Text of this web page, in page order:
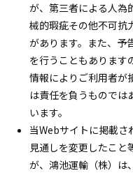
が、第三者による人為
械的瑕疵その他不可抗
があります。また、予
を行うこともあります
情報によりご利用者が
は責任を負うものでは
います。
当Webサイトに掲載さ
見通しを変更したこと
が、鴻池運輸（株）は